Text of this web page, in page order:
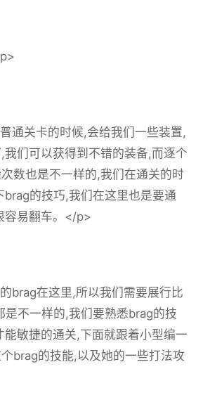
通关卡的时候,会给我们一些装置,
我们可以获得到不错的装备,而逐个
数也是不一样的,我们在通关的时
brag的技巧,我们在这里也是要通
容易翻车。</p>
brag在这里,所以我们需要展行比
是不一样的,我们要熟悉brag的技
能敏捷的通关,下面就跟着小型编一
brag的技能,以及她的一些打法攻